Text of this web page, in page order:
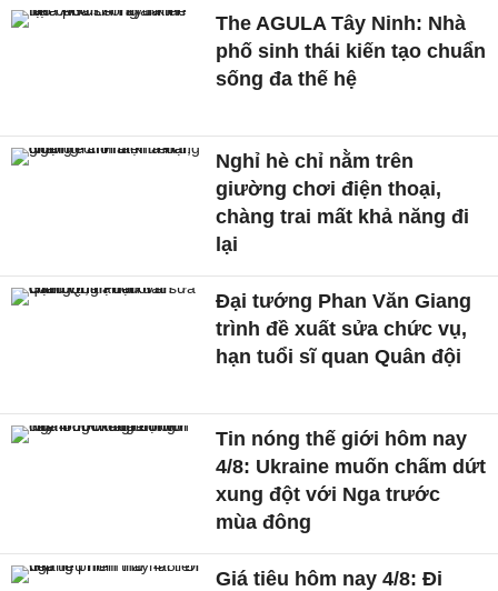
The AGULA Tây Ninh: Nhà
phố sinh thái kiến tạo chuẩn
sống đa thế hệ
Nghỉ hè chỉ nằm trên
giường chơi điện thoại,
chàng trai mất khả năng đi
lại
Đại tướng Phan Văn Giang
trình đề xuất sửa chức vụ,
hạn tuổi sĩ quan Quân đội
Tin nóng thế giới hôm nay
4/8: Ukraine muốn chấm dứt
xung đột với Nga trước
mùa đông
Giá tiêu hôm nay 4/8: Đi